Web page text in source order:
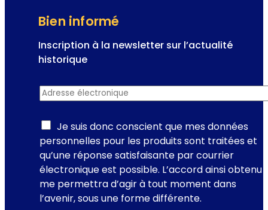
r
e
d
i
e
n
e
-
l
e
l
Bien informé
Inscription à la newsletter sur l’actualité
historique
n
e
s
l
e
t
t
e
Adresse électronique
Je suis donc conscient que mes données
personnelles pour les produits sont traitées et
qu’une réponse satisfaisante par courrier
électronique est possible. L’accord ainsi obtenu
me permettra d’agir à tout moment dans
l’avenir, sous une forme différente.